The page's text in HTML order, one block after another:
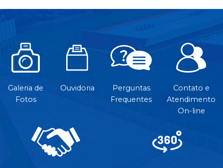
Galeria de
Fotos
Ouvidoria
Perguntas
Frequentes
Contato e
Atendimento
On-line